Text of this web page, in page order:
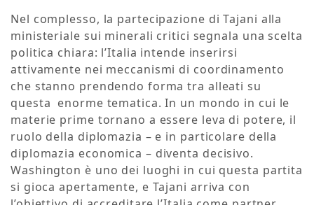
Nel complesso, la partecipazione di Tajani alla
ministeriale sui minerali critici segnala una scelta
politica chiara: l’Italia intende inserirsi
attivamente nei meccanismi di coordinamento
che stanno prendendo forma tra alleati su
questa enorme tematica. In un mondo in cui le
materie prime tornano a essere leva di potere, il
ruolo della diplomazia – e in particolare della
diplomazia economica – diventa decisivo.
Washington è uno dei luoghi in cui questa partita
si gioca apertamente, e Tajani arriva con